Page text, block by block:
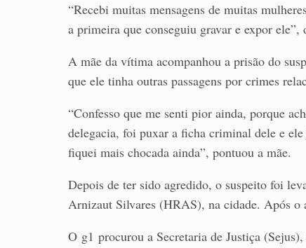
“Recebi muitas mensagens de muitas
a primeira que conseguiu gravar e expor ele”,
A mãe da vítima acompanhou a prisão do
que ele tinha outras passagens por crimes
“Confesso que me senti pior ainda, porque
delegacia, foi puxar a ficha criminal dele e
fiquei mais chocada ainda”, pontuou a mãe.
Depois de ter sido agredido, o suspeito foi
Arnizaut Silvares (HRAS), na cidade. Após o
O g1 procurou a Secretaria de Justiça